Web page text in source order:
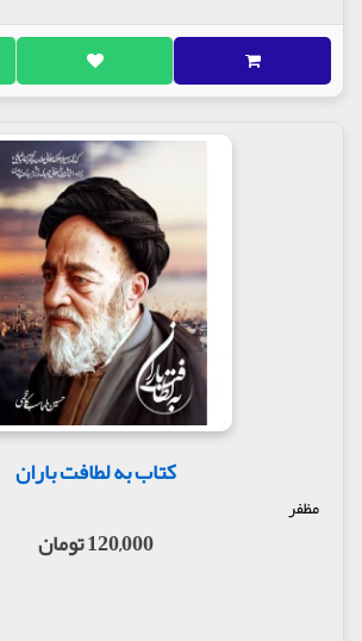
کتاب به لطافت باران
مظفر
120,000 تومان